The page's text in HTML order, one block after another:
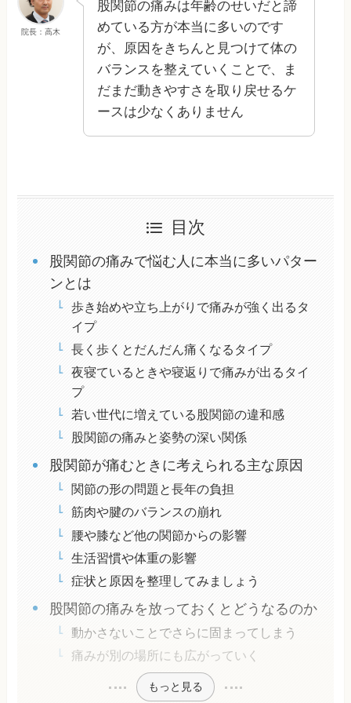
院長：高木
股関節の痛みは年齢のせいだと諦
めている方が本当に多いのです
が、原因をきちんと見つけて体の
バランスを整えていくことで、ま
だまだ動きやすさを取り戻せるケ
ースは少なくありません
目次
股関節の痛みで悩む人に本当に多いパター
ンとは
歩き始めや立ち上がりで痛みが強く出るタ
イプ
長く歩くとだんだん痛くなるタイプ
夜寝ているときや寝返りで痛みが出るタイ
プ
若い世代に増えている股関節の違和感
股関節の痛みと姿勢の深い関係
股関節が痛むときに考えられる主な原因
関節の形の問題と長年の負担
筋肉や腱のバランスの崩れ
腰や膝など他の関節からの影響
生活習慣や体重の影響
症状と原因を整理してみましょう
股関節の痛みを放っておくとどうなるのか
動かさないことでさらに固まってしまう
痛みが別の場所にも広がっていく
もっと見る